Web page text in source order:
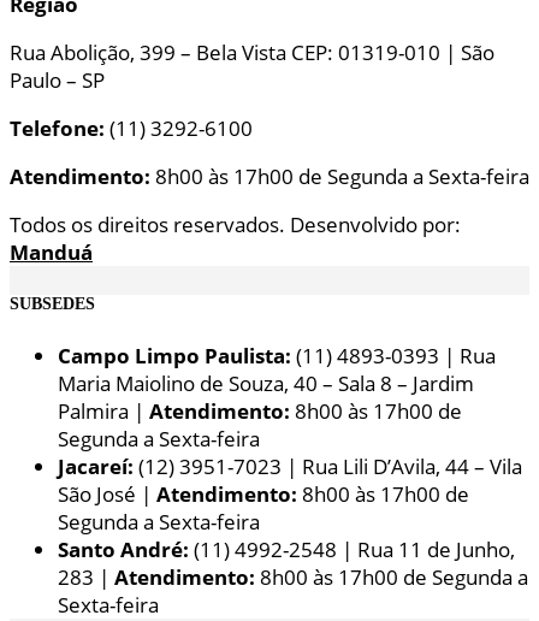
Rua Abolição, 399 – Bela Vista CEP: 01319-010 | São
Paulo – SP
Telefone: (11) 3292-6100
Atendimento: 8h00 às 17h00 de Segunda a Sexta-feira
Todos os direitos reservados. Desenvolvido por:
Manduá
SUBSEDES
Campo Limpo Paulista: (11) 4893-0393 | Rua
Maria Maiolino de Souza, 40 – Sala 8 – Jardim
Palmira | Atendimento: 8h00 às 17h00 de
Segunda a Sexta-feira
Jacareí: (12) 3951-7023 | Rua Lili D’Avila, 44 – Vila
São José | Atendimento: 8h00 às 17h00 de
Segunda a Sexta-feira
Santo André: (11) 4992-2548 | Rua 11 de Junho,
283 | Atendimento: 8h00 às 17h00 de Segunda a
Sexta-feira